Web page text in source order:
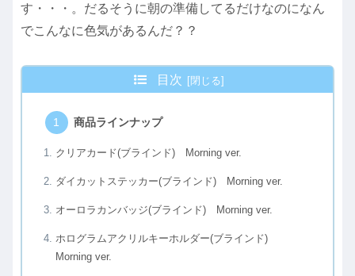
す・・・。だるそうに朝の準備してるだけなのになん
でこんなに色気があるんだ？？
目次
商品ラインナップ
クリアカード(ブラインド) Morning ver.
ダイカットステッカー(ブラインド) Morning ver.
オーロラカンバッジ(ブラインド) Morning ver.
ホログラムアクリルキーホルダー(ブラインド)
Morning ver.